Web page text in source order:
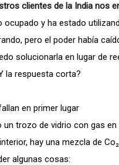
clientes de la India nos
ocupado y ha estado
pero el poder había
solucionarla en lugar de
la respuesta corta?
en primer lugar
trozo de vidrio con gas en
hay una mezcla de
algunas cosas: